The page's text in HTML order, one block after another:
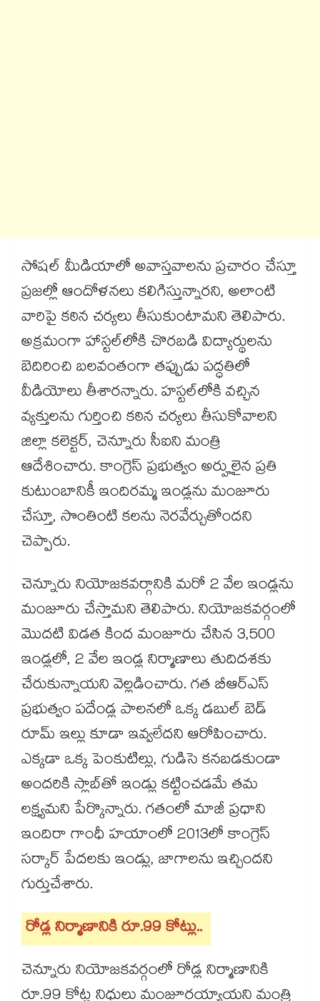
సోషల్ మీడియాలో అవాస్తవాలను ప్రచారం చేస్తూ
ప్రజల్లో ఆందోళనలు కలిగిస్తున్నారని, అలాంటి
వారిపై కఠిన చర్యలు తీసుకుంటామని తెలిపారు.
అక్రమంగా హాస్టల్‌‌లోకి చొరబడి విద్యార్థులను
బెదిరించి బలవంతంగా తప్పుడు పద్ధతిలో
వీడియోలు తీశారన్నారు. హస్టల్‌‌లోకి వచ్చిన
వ్యక్తులను గుర్తించి కఠిన చర్యలు తీసుకోవాలని
జిల్లా కలెక్టర్, చెన్నూరు సీఐని మంత్రి
ఆదేశించారు. కాంగ్రెస్ ప్రభుత్వం అర్హులైన ప్రతి
కుటుంబానికీ ఇందిరమ్మ ఇండ్లను మంజూరు
చేస్తూ, సొంతింటి కలను నెరవేర్చుతోందని
చెప్పారు.
చెన్నూరు నియోజకవర్గానికి మరో 2 వేల ఇండ్లను
మంజూరు చేస్తామని తెలిపారు. నియోజకవర్గంలో
మొదటి విడత కింద మంజూరు చేసిన 3,500
ఇండ్లలో, 2 వేల ఇండ్ల నిర్మాణాలు తుదిదశకు
చేరుకున్నాయని వెల్లడించారు. గత బీఆర్‌‌‌‌ఎస్
ప్రభుత్వం పదేండ్ల పాలనలో ఒక్క డబుల్ బెడ్
రూమ్ ఇల్లు కూడా ఇవ్వలేదని ఆరోపించారు.
ఎక్కడా ఒక్క పెంకుటిల్లు, గుడిసె కనబడకుండా
అందరికి స్లాబ్‌‌తో ఇండ్లు కట్టించడమే తమ
లక్ష్యమని పేర్కొన్నారు. గతంలో మాజీ ప్రధాని
ఇందిరా గాంధీ హయాంలో 2013లో కాంగ్రెస్
సర్కార్ పేదలకు ఇండ్లు, జాగాలను ఇచ్చిందని
గుర్తుచేశారు.
రోడ్ల నిర్మాణానికి రూ.99 కోట్లు..
చెన్నూరు నియోజకవర్గంలో రోడ్ల నిర్మాణానికి